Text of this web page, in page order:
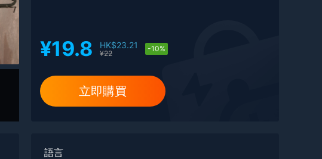
¥19.8 HK$23.21
¥22
-10%
立即購買
語言